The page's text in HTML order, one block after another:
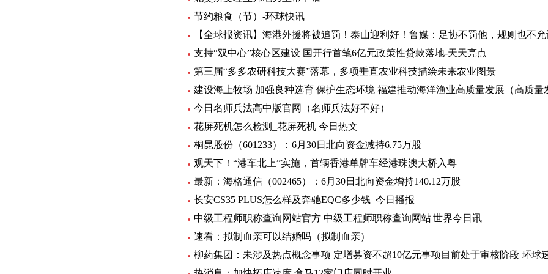
节约粮食（节）-环球快讯
【全球报资讯】海港外援将被追罚！泰山迎利好！鲁媒：足协不罚他，规则也不
支持“双中心”核心区建设 国开行首笔6亿元政策性贷款落地-天天亮点
第三届“多多农研科技大赛”落幕，多项垂直农业科技描绘未来农业图景
建设海上牧场 加强良种选育 保护生态环境 福建推动海洋渔业高质量发展（高质量
今日名师兵法高中版官网（名师兵法好不好）
花屏死机怎么检测_花屏死机 今日热文
桐昆股份（601233）：6月30日北向资金减持6.75万股
观天下！“港车北上”实施，首辆香港单牌车经港珠澳大桥入粤
最新：海格通信（002465）：6月30日北向资金增持140.12万股
长安CS35 PLUS怎么样及奔驰EQC多少钱_今日播报
中级工程师职称查询网站官方 中级工程师职称查询网站|世界今日讯
速看：拟制血亲可以结婚吗（拟制血亲）
柳药集团：未涉及热点概念事项 定增募资不超10亿元事项目前处于审核阶段 环球